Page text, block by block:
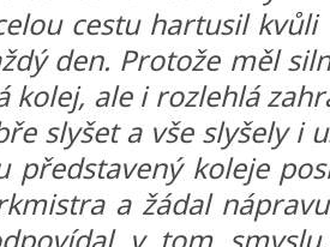
cestu hartusil
den. Protože měl
kolej, ale i rozlehlá
slyšet a vše slyšely i
představený koleje
a žádal